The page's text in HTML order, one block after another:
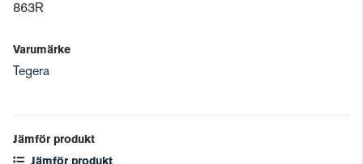
863R
Varumärke
Tegera
Jämför produkt